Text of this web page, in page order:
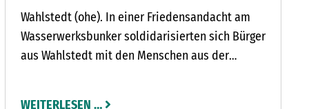
Wahlstedt (ohe). In einer Friedensandacht am
Wasserwerksbunker soldidarisierten sich Bürger
aus Wahlstedt mit den Menschen aus der
WEITERLESEN …